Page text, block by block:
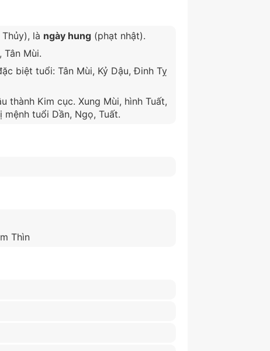
là ngày hung (phạt nhật).
Mùi.
biệt tuổi: Tân Mùi, Kỷ Dậu, Đinh Tỵ
thành Kim cục. Xung Mùi, hình Tuất,
tuổi Dần, Ngọ, Tuất.
Thìn